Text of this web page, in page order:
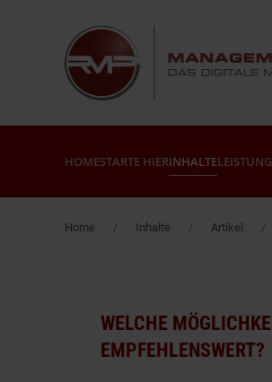
Zum Hauptinhalt springen
HOMESTARTE HIERINHALTE
Home Inhalte Artikel
WELCHE
EMPFEHLENSWERT?